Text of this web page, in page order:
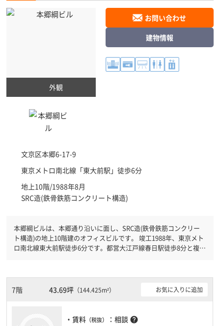
外観
文京区本郷6-17-9
東京メトロ南北線「東大前駅 」徒歩6分
地上10階/1988年8月
SRC造(鉄骨鉄筋コンクリート構造)
お問い合わせ
建物情報
本郷綱ビルは、本郷通り沿いに面し、SRC造(鉄骨鉄筋コンクリー
ト構造)の地上10階建のオフィスビルです。 竣工1988年、東京メト
ロ南北線東大前駅徒歩6分です。都営大江戸線春日駅徒歩8分と複数
策を検討されている方にオススメです。１フロア１００坪以上ある
大型ビルです。ＥＶが複数基ありますので、フロアまでの待ち時間
7階 43.69坪（144.425m²） お気に入りに追加
・賃料 （税抜） ：相談 help